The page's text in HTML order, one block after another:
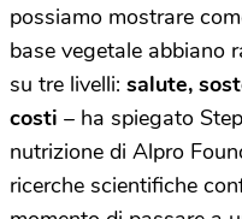
possiamo mostrare
base vegetale abbiano
su tre livelli: salute,
costi – ha spiegato
nutrizione di Alpro
ricerche scientifiche